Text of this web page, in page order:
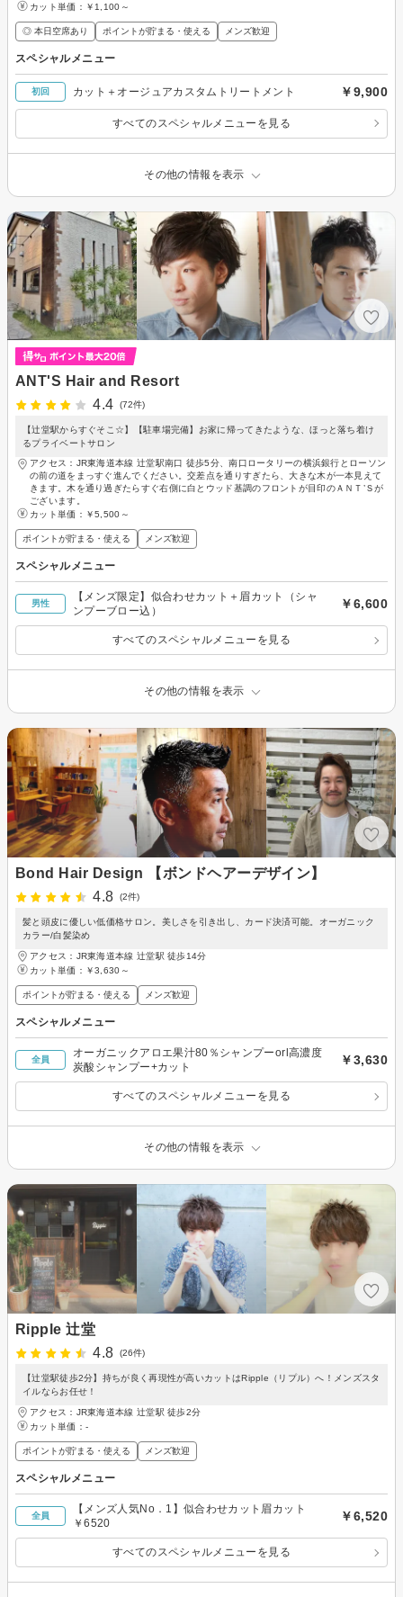
カット単価： ￥1,100～
◎ 本日空席あり ポイントが貯まる・使える メンズ歓迎
スペシャルメニュー
初回 カット＋オージュアカスタムトリートメント ￥9,900
すべてのスペシャルメニューを見る
その他の情報を表示
ANT'S Hair and Resort
4.4
(72件)
【辻堂駅からすぐそこ☆】【駐車場完備】お家に帰ってきたような、ほっと落ち着け
るプライベートサロン
アクセス：JR東海道本線 辻堂駅南口 徒歩5分、南口ロータリーの横浜銀行とローソン
の前の道をまっすぐ進んでください。交差点を通りすぎたら、大きな木が一本見えて
きます。木を通り過ぎたらすぐ右側に白とウッド基調のフロントが目印のＡＮＴ’Ｓが
ございます。
カット単価： ￥5,500～
ポイントが貯まる・使える メンズ歓迎
スペシャルメニュー
男性
【メンズ限定】似合わせカット＋眉カット（シャ
ンプーブロー込）
￥6,600
すべてのスペシャルメニューを見る
その他の情報を表示
Bond Hair Design 【ボンドヘアーデザイン】
4.8
(2件)
髪と頭皮に優しい低価格サロン。美しさを引き出し、カード決済可能。オーガニック
カラー/白髪染め
アクセス：JR東海道本線 辻堂駅 徒歩14分
カット単価： ￥3,630～
ポイントが貯まる・使える メンズ歓迎
スペシャルメニュー
全員
オーガニックアロエ果汁80％シャンプーorl高濃度
炭酸シャンプー+カット
￥3,630
すべてのスペシャルメニューを見る
その他の情報を表示
Ripple 辻堂
4.8
(26件)
【辻堂駅徒歩2分】持ちが良く再現性が高いカットはRipple（リプル）へ！メンズスタ
イルならお任せ！
アクセス：JR東海道本線 辻堂駅 徒歩2分
カット単価： -
ポイントが貯まる・使える メンズ歓迎
スペシャルメニュー
全員
【メンズ人気No．1】似合わせカット眉カット
￥6520
￥6,520
すべてのスペシャルメニューを見る